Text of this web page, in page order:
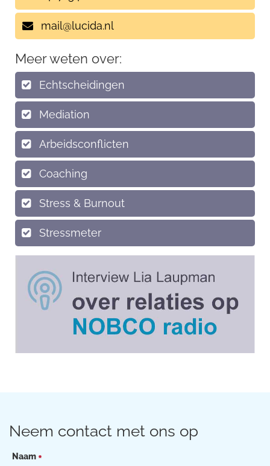
mail@lucida.nl
Meer weten over:
Echtscheidingen
Mediation
Arbeidsconflicten
Coaching
Stress & Burnout
Stressmeter
Neem contact met ons op
Naam *